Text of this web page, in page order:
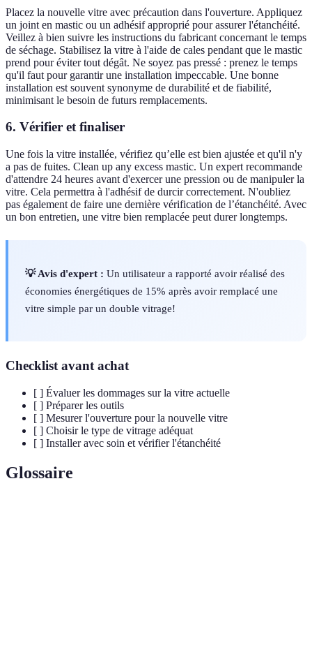
Placez la nouvelle vitre avec précaution dans l'ouverture. Appliquez
un joint en mastic ou un adhésif approprié pour assurer l'étanchéité.
Veillez à bien suivre les instructions du fabricant concernant le temps
de séchage. Stabilisez la vitre à l'aide de cales pendant que le mastic
prend pour éviter tout dégât. Ne soyez pas pressé : prenez le temps
qu'il faut pour garantir une installation impeccable. Une bonne
installation est souvent synonyme de durabilité et de fiabilité,
minimisant le besoin de futurs remplacements.
6. Vérifier et finaliser
Une fois la vitre installée, vérifiez qu’elle est bien ajustée et qu'il n'y
a pas de fuites. Clean up any excess mastic. Un expert recommande
d'attendre 24 heures avant d'exercer une pression ou de manipuler la
vitre. Cela permettra à l'adhésif de durcir correctement. N'oubliez
pas également de faire une dernière vérification de l’étanchéité. Avec
un bon entretien, une vitre bien remplacée peut durer longtemps.
💡 Avis d'expert : Un utilisateur a rapporté avoir réalisé des
économies énergétiques de 15% après avoir remplacé une
vitre simple par un double vitrage!
Checklist avant achat
[ ] Évaluer les dommages sur la vitre actuelle
[ ] Préparer les outils
[ ] Mesurer l'ouverture pour la nouvelle vitre
[ ] Choisir le type de vitrage adéquat
[ ] Installer avec soin et vérifier l'étanchéité
Glossaire